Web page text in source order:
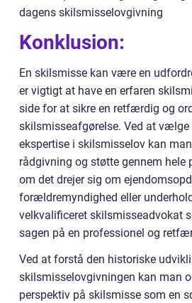
dagens skilsmisselovgivning
Konklusion:
En skilsmisse kan være en
er vigtigt at have en erfaren
side for at sikre en retfærdig og
skilsmisseafgørelse. Ved at vælge
ekspertise i skilsmisselov kan
rådgivning og støtte gennem hele
om det drejer sig om
forældremyndighed eller
velkvalificeret skilsmisseadvokat
sagen på en professionel og
Ved at forstå den historiske
skilsmisselovgivningen kan man
perspektiv på skilsmisse som en